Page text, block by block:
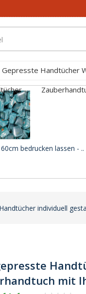
Gepresste Handtücher
bedrucken lassen - ..
individuell
mit